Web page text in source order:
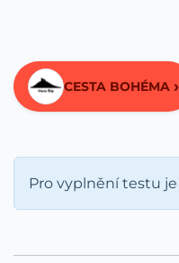
CESTA BOHÉMA ›
Pro vyplnění testu